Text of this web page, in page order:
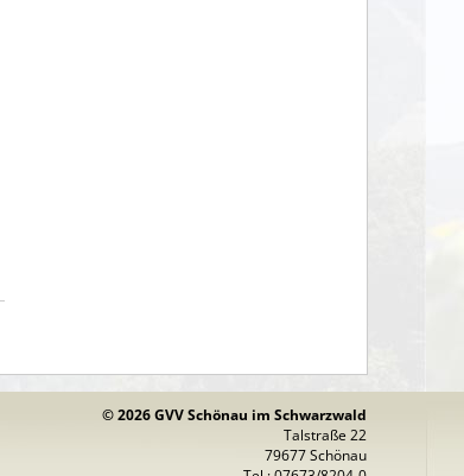
© 2026 GVV Schönau im Schwarzwald
Talstraße 22
79677 Schönau